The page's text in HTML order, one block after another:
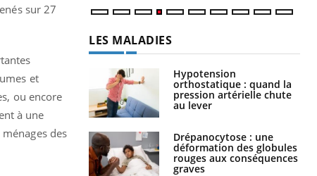
sur 27
et
ou encore
à une
des
LES MALADIES
Hypotension
orthostatique : quand la
pression artérielle chute
au lever
Drépanocytose : une
déformation des globules
rouges aux conséquences
graves